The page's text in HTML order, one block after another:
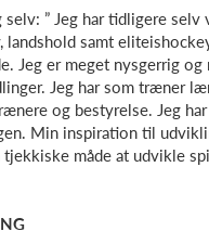
selv: ” Jeg har tidligere
landshold samt
Jeg er meget nysgerrig
Jeg har som træner
og bestyrelse. Jeg
Min inspiration til
måde at udvikle